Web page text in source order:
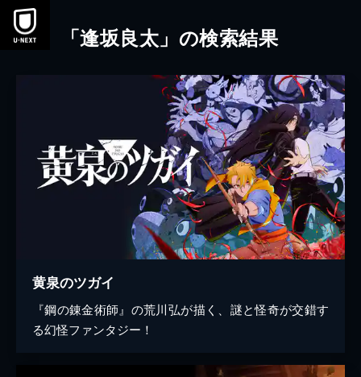
本文へスキップ
「逢坂良太」の検索結果
黄泉のツガイ
『鋼の錬金術師』の荒川弘が描く、謎と怪奇が交錯す
る幻怪ファンタジー！